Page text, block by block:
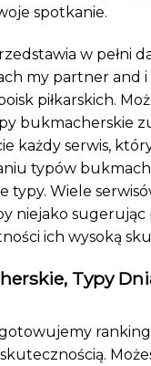
spotkanie.
w pełni
my partner and
piłkarskich.
bukmacherskie
każdy serwis,
typów
typy. Wiele
niejako sugerując
ich wysoką
Typy